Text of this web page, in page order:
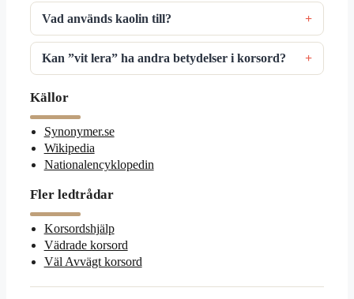
Vad används kaolin till?
Kan ”vit lera” ha andra betydelser i korsord?
Källor
Synonymer.se
Wikipedia
Nationalencyklopedin
Fler ledtrådar
Korsordshjälp
Vädrade korsord
Väl Avvägt korsord